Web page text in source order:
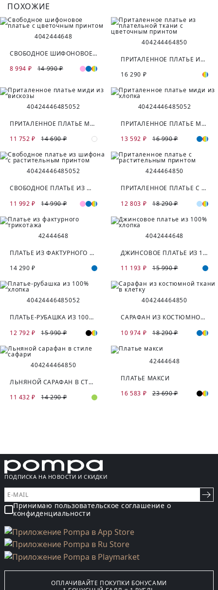
ПОХОЖИЕ
4042444648
СВОБОДНОЕ ШИФОНОВОЕ ПЛАТЬЕ С ЦВЕТОЧНЫМ ПРИНТОМ
8 994 ₽
14 990 ₽
404244464850
ПРИТАЛЕННОЕ ПЛАТЬЕ ИЗ ПЛАТЕЛЬНОЙ ТКАНИ С ЦВЕТОЧНЫМ ПРИНТОМ
16 290 ₽
40424446485052
ПРИТАЛЕННОЕ ПЛАТЬЕ МИДИ ИЗ ВИСКОЗЫ
11 752 ₽
14 690 ₽
40424446485052
ПРИТАЛЕННОЕ ПЛАТЬЕ МИДИ ИЗ ХЛОПКА
13 592 ₽
16 990 ₽
40424446485052
СВОБОДНОЕ ПЛАТЬЕ ИЗ ШИФОНА С РАСТИТЕЛЬНЫМ ПРИНТОМ
11 992 ₽
14 990 ₽
4244464850
ПРИТАЛЕННОЕ ПЛАТЬЕ С РАСТИТЕЛЬНЫМ ПРИНТОМ
12 803 ₽
18 290 ₽
42444648
ПЛАТЬЕ ИЗ ФАКТУРНОГО ТРИКОТАЖА
14 290 ₽
4042444648
ДЖИНСОВОЕ ПЛАТЬЕ ИЗ 100% ХЛОПКА
11 193 ₽
15 990 ₽
40424446485052
ПЛАТЬЕ-РУБАШКА ИЗ 100% ХЛОПКА
12 792 ₽
15 990 ₽
404244464850
САРАФАН ИЗ КОСТЮМНОЙ ТКАНИ В КЛЕТКУ
10 974 ₽
18 290 ₽
404244464850
ЛЬНЯНОЙ САРАФАН В СТИЛЕ САФАРИ
11 432 ₽
14 290 ₽
42444648
ПЛАТЬЕ МАКСИ
16 583 ₽
23 690 ₽
ПОДПИСКА НА НОВОСТИ И СКИДКИ
Принимаю пользовательское соглашение о
конфиденциальности
ОПЛАЧИВАЙТЕ ПОКУПКИ БОНУСАМИ